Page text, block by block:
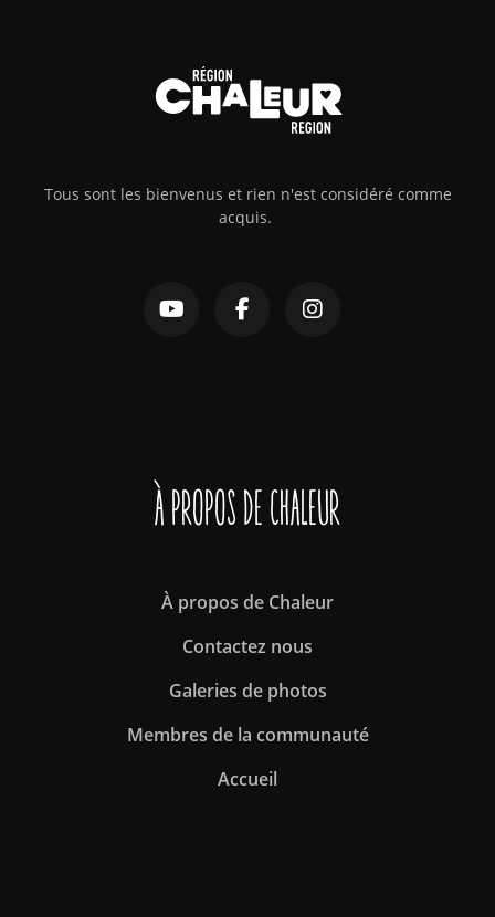
Tous sont les bienvenus et rien n'est considéré comme
acquis.
À propos de Chaleur
À propos de Chaleur
Contactez nous
Galeries de photos
Membres de la communauté
Accueil